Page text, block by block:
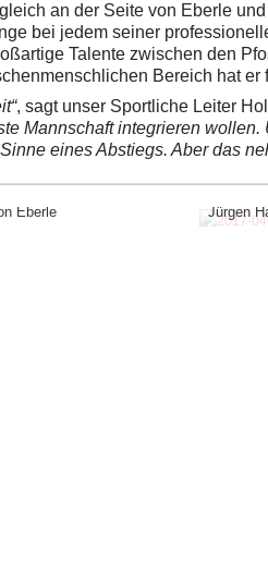
an der Seite von Eberle
bei jedem seiner
Talente zwischen den
Bereich hat er
, sagt unser Sportliche Leiter
Mannschaft integrieren
eines Abstiegs. Aber das
Eberle Jürgen